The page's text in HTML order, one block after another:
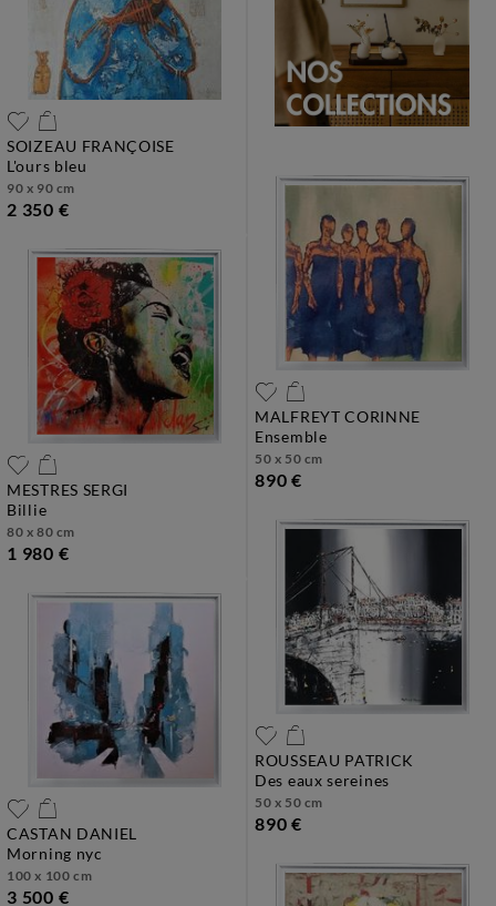
SOIZEAU FRANÇOISE
l'ours bleu
90 x 90 cm
2 350 €
MESTRES SERGI
billie
80 x 80 cm
1 980 €
CASTAN DANIEL
morning nyc
100 x 100 cm
3 500 €
MALFREYT CORINNE
ensemble
50 x 50 cm
890 €
ROUSSEAU PATRICK
des eaux sereines
50 x 50 cm
890 €